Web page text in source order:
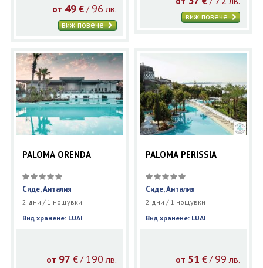
от 49 €/ 96 лв.
виж повече
виж повече
PALOMA ORENDA
Сиде, Анталия
2 дни / 1 нощувки
Вид хранене: LUAI
от 97 €/ 190 лв.
PALOMA PERISSIA
Сиде, Анталия
2 дни / 1 нощувки
Вид хранене: LUAI
от 51 € / 99 лв.